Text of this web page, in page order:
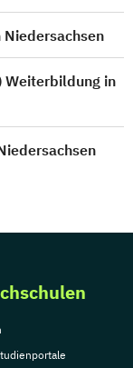
Weiterbildung in